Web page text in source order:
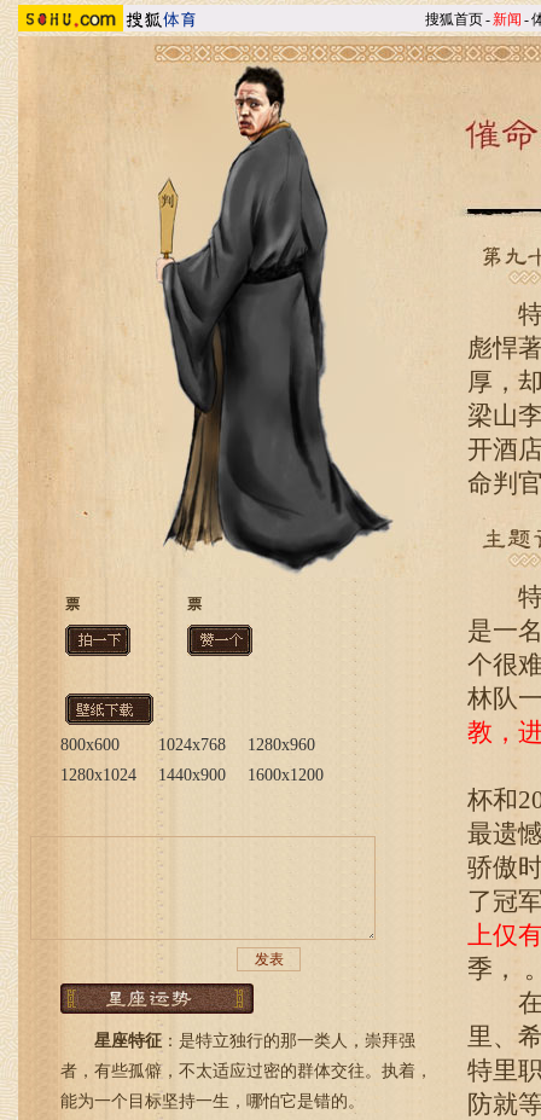
搜狐首页-新闻 -
票 票
800x600 1024x768
1280x960
1280x1024
1440x900 1600x1200
星座特征：是特立独行的那一类人，崇拜强
者，有些孤僻，不太适应过密的群体交往。执着，
能为一个目标坚持一生，哪怕它是错的。
特
彪悍
厚，
梁山
开酒
命判
特里
是一
个很
林队
教，
杯和
最遗
骄傲
了冠
上仅
季，
在
里、
特里
防就